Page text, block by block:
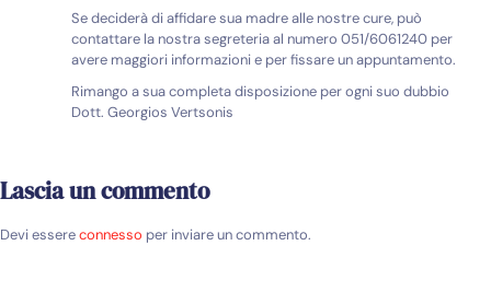
Se deciderà di affidare sua madre alle nostre cure, può
contattare la nostra segreteria al numero 051/6061240 per
avere maggiori informazioni e per fissare un appuntamento.
Rimango a sua completa disposizione per ogni suo dubbio
Dott. Georgios Vertsonis
Lascia un commento
Devi essereconnesso per inviare un commento.